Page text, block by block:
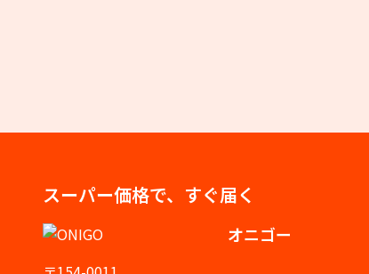
スーパー価格で、すぐ届く
オニゴー